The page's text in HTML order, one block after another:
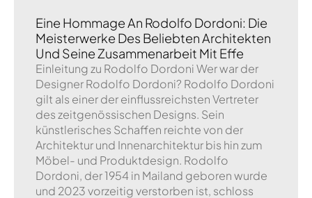
Eine Hommage An Rodolfo Dordoni: Die
Meisterwerke Des Beliebten Architekten
Und Seine Zusammenarbeit Mit Effe
Einleitung zu Rodolfo Dordoni Wer war der
Designer Rodolfo Dordoni? Rodolfo Dordoni
gilt als einer der einflussreichsten Vertreter
des zeitgenössischen Designs. Sein
künstlerisches Schaffen reichte von der
Architektur und Innenarchitektur bis hin zum
Möbel- und Produktdesign. Rodolfo
Dordoni, der 1954 in Mailand geboren wurde
und 2023 vorzeitig verstorben ist, schloss